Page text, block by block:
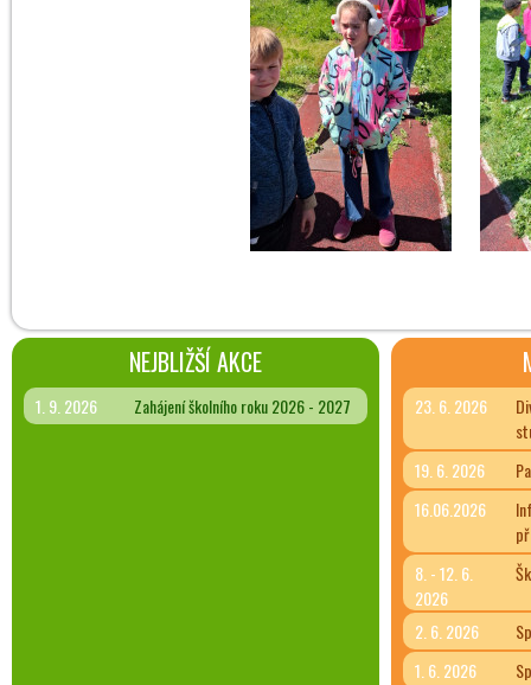
NEJBLIŽŠÍ AKCE
1. 9. 2026 Zahájení školního roku 2026 - 2027 23. 6. 2026
19. 6. 2026
16.06.2026
8. - 12. 6.
2026
2. 6. 2026
1. 6. 2026